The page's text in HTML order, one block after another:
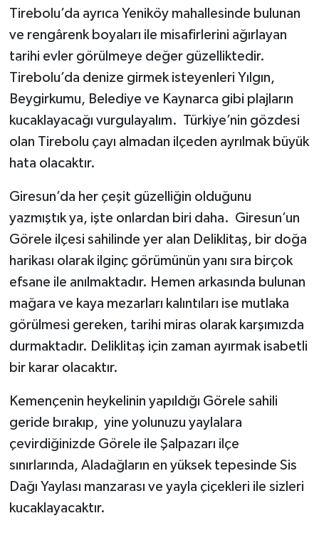
Tirebolu’da ayrıca Yeniköy mahallesinde bulunan
ve rengârenk boyaları ile misafirlerini ağırlayan
tarihi evler görülmeye değer güzelliktedir.
Tirebolu’da denize girmek isteyenleri Yılgın,
Beygirkumu, Belediye ve Kaynarca gibi plajların
kucaklayacağı vurgulayalım. Türkiye’nin gözdesi
olan Tirebolu çayı almadan ilçeden ayrılmak büyük
hata olacaktır.
Giresun’da her çeşit güzelliğin olduğunu
yazmıştık ya, işte onlardan biri daha. Giresun’un
Görele ilçesi sahilinde yer alan Deliklitaş, bir doğa
harikası olarak ilginç görümünün yanı sıra birçok
efsane ile anılmaktadır. Hemen arkasında bulunan
mağara ve kaya mezarları kalıntıları ise mutlaka
görülmesi gereken, tarihi miras olarak karşımızda
durmaktadır. Deliklitaş için zaman ayırmak isabetli
bir karar olacaktır.
Kemençenin heykelinin yapıldığı Görele sahili
geride bırakıp, yine yolunuzu yaylalara
çevirdiğinizde Görele ile Şalpazarı ilçe
sınırlarında, Aladağların en yüksek tepesinde Sis
Dağı Yaylası manzarası ve yayla çiçekleri ile sizleri
kucaklayacaktır.